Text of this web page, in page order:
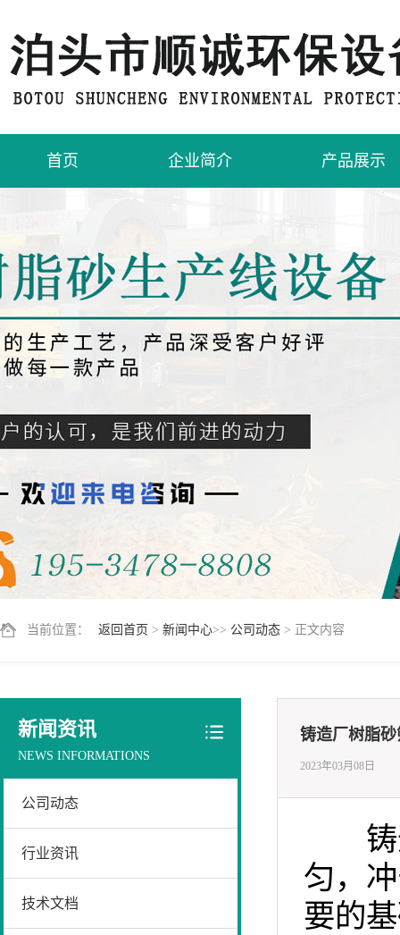
首页 企业简介 产品展示
当前位置： 返回首页 > 新闻中心>> 公司动态 > 正文内容
新闻资讯
NEWS INFORMATIONS
公司动态
行业资讯
技术文档
铸造厂树脂
2023年03月08日
铸造
匀，
要的